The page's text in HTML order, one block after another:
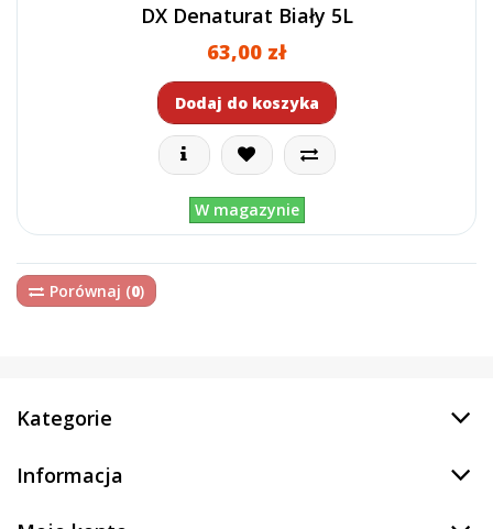
DX Denaturat Biały 5L
63,00 zł
Dodaj do koszyka
W magazynie
Porównaj (0)
Kategorie
Informacja